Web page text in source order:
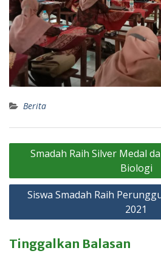
Berita
Navigasi
Smadah Raih Silver Medal
Biologi
Siswa Smadah Raih
2021
Tinggalkan Balasan